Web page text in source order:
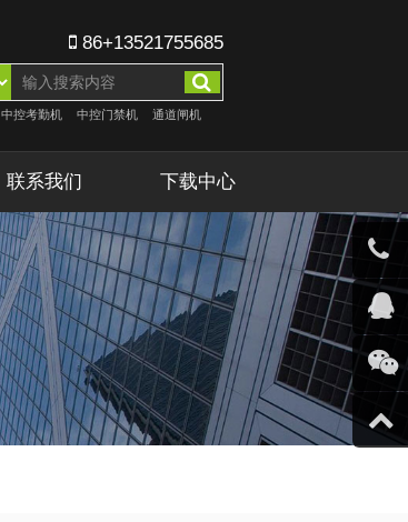
86+13521755685
中控考勤机 中控门禁机 通道闸机
联系我们 下载中心
客服微